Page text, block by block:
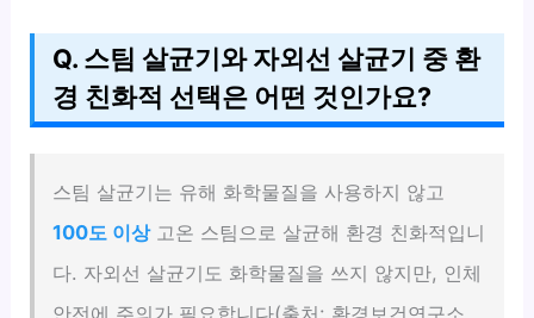
Q. 스팀 살균기와 자외선 살균기 중 환
경 친화적 선택은 어떤 것인가요?
스팀 살균기는 유해 화학물질을 사용하지 않고
100도 이상고온 스팀으로 살균해 환경 친화적입니
다. 자외선 살균기도 화학물질을 쓰지 않지만, 인체
안전에 주의가 필요합니다(출처: 환경보건연구소